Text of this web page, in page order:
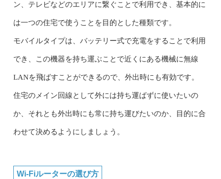
ン、テレビなどのエリアに繋ぐことで利用でき、基本的に
は一つの住宅で使うことを目的とした種類です。
モバイルタイプは、バッテリー式で充電をすることで利用
でき、この機器を持ち運ぶことで近くにある機械に無線
LANを飛ばすことができるので、外出時にも有効です。
住宅のメイン回線として外には持ち運ばずに使いたいの
か、それとも外出時にも常に持ち運びたいのか、目的に合
わせて決めるようにしましょう。
Wi-Fiルーターの選び方